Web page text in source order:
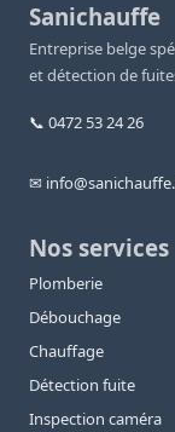
Sanichauffe
Entreprise belge
et détection de
📞 0472 53 24 26
✉
Nos services
Plomberie
Débouchage
Chauffage
Détection fuite
Inspection caméra